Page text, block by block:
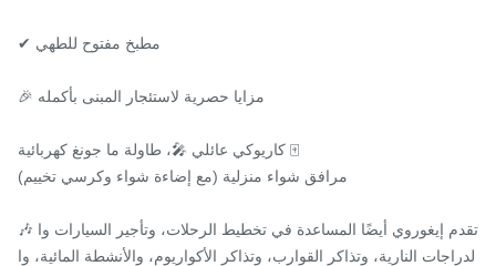
✔ مطبخ مفتوح للطهي
🎉 مزايا حصرية لاستئجار المبنى بأكمله
كاريوكي عائلي 🎤، طاولة ما جونغ كهربائية 🀄
مرافق شواء منزلية (مع إضاءة شواء وكرسي تخييم)
🎶 تقدم إيغوروي أيضًا المساعدة في تخطيط الرحلات، وتأجير السيارات وا
لدراجات النارية، وتذاكر القوارب، وتذاكر الأكواريوم، والأنشطة المائية، وا